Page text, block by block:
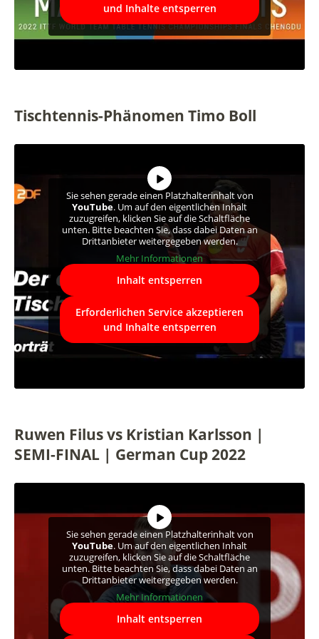
und Inhalte entsperren
Tischtennis-Phänomen Timo Boll
Sie sehen gerade einen Platzhalterinhalt von
YouTube. Um auf den eigentlichen Inhalt
zuzugreifen, klicken Sie auf die Schaltfläche
unten. Bitte beachten Sie, dass dabei Daten an
Drittanbieter weitergegeben werden.
Mehr Informationen
Inhalt entsperren
Erforderlichen Service akzeptieren
und Inhalte entsperren
Ruwen Filus vs Kristian Karlsson |
SEMI-FINAL | German Cup 2022
Sie sehen gerade einen Platzhalterinhalt von
YouTube. Um auf den eigentlichen Inhalt
zuzugreifen, klicken Sie auf die Schaltfläche
unten. Bitte beachten Sie, dass dabei Daten an
Drittanbieter weitergegeben werden.
Mehr Informationen
Inhalt entsperren